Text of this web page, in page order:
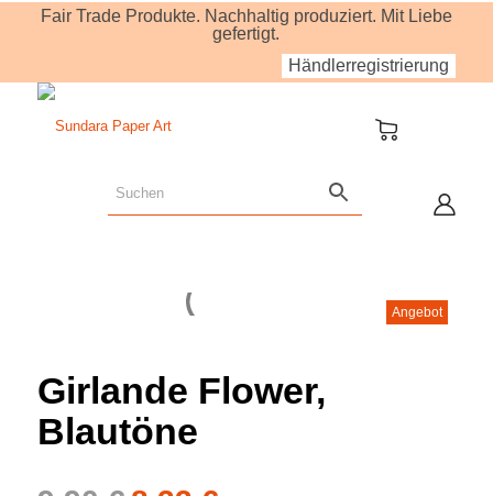
Fair Trade Produkte. Nachhaltig produziert. Mit Liebe
gefertigt.
Händlerregistrierung
Angebot
Girlande Flower,
Blautöne